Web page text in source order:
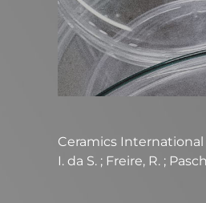
Ceramics International
I. da S. ; Freire, R. ;